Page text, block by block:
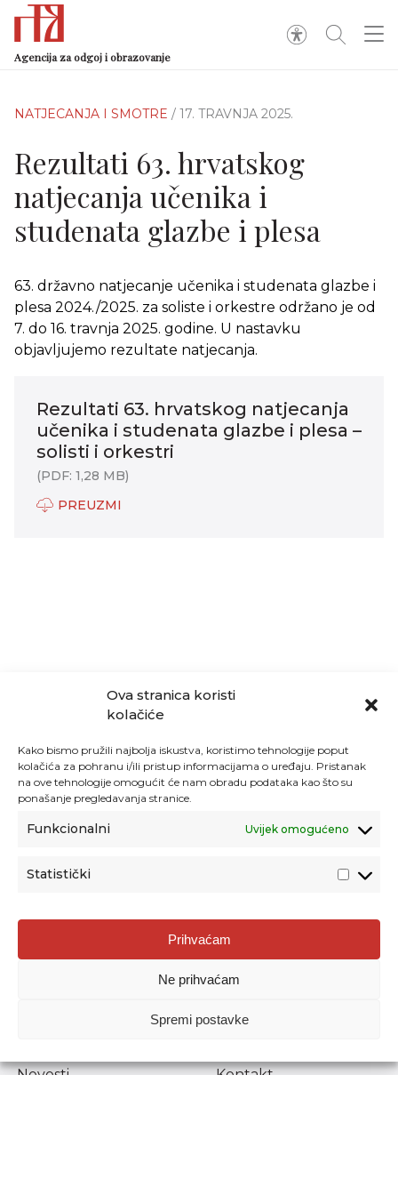
Ova stranica koristi
kolačiće
Kako bismo pružili najbolja iskustva, koristimo tehnologije poput
kolačića za pohranu i/ili pristup informacijama o uređaju. Pristanak
na ove tehnologije omogućit će nam obradu podataka kao što su
ponašanje pregledavanja stranice.
Funkcionalni Uvijek omogućeno
Statistički
Prihvaćam
Ne prihvaćam
Spremi postavke
Agencija za odgoj i obrazovanje
NATJECANJA I SMOTRE / 17. TRAVNJA 2025.
Rezultati 63. hrvatskog
natjecanja učenika i
studenata glazbe i plesa
63. državno natjecanje učenika i studenata glazbe i
plesa 2024./2025. za soliste i orkestre održano je od
7. do 16. travnja 2025. godine. U nastavku
objavljujemo rezultate natjecanja.
Rezultati 63. hrvatskog natjecanja
učenika i studenata glazbe i plesa –
solisti i orkestri
(PDF: 1,28 MB)
PREUZMI
Agencija za odgoj i obrazovanje
Donje Svetice 38, 10000 Zagreb
1778129
Prenošenje sadržaja dopušteno je uz navođenje izvora.
Novosti
Kontakt